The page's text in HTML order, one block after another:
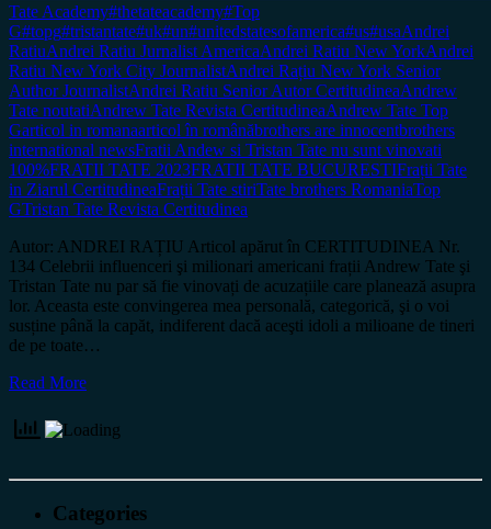
Tate Academy#thetateacademy#Top
G#topg#tristantate#uk#un#unitedstatesofamerica#us#usaAndrei
RatiuAndrei Ratiu Jurnalist AmericaAndrei Ratiu New YorkAndrei
Ratiu New York City JournalistAndrei Rațiu New York Senior
Author JournalistAndrei Ratiu Senior Autor CertitudineaAndrew
Tate noutatiAndrew Tate Revista CertitudineaAndrew Tate Top
Garticol in romanaarticol în românăbrothers are innocentbrothers
international newsFratii Andew si Tristan Tate nu sunt vinovati
100%FRATII TATE 2023FRATII TATE BUCURESTIFrații Tate
in Ziarul CertitudineaFrații Tate stiriTate brothers RomaniaTop
GTristan Tate Revista Certitudinea
Autor: ANDREI RAȚIU Articol apărut în CERTITUDINEA Nr.
134 Celebrii influenceri şi milionari americani frații Andrew Tate şi
Tristan Tate nu par să fie vinovați de acuzațiile care planează asupra
lor. Aceasta este convingerea mea personală, categorică, şi o voi
susține până la capăt, indiferent dacă aceşti idoli a milioane de tineri
de pe toate…
Read More
Categories